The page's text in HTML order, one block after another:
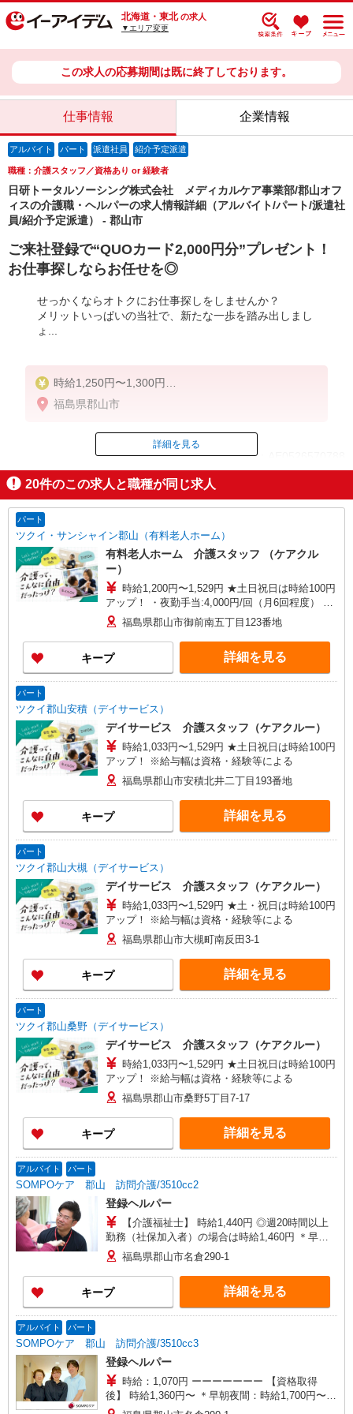
北海道・東北 の求人
▼エリア変更
この求人の応募期間は既に終了しております。
仕事情報 企業情報
アルバイト パート 派遣社員 紹介予定派遣
職種：介護スタッフ／資格あり or 経験者
日研トータルソーシング株式会社 メディカルケア事業部/郡山オフ
ィスの介護職・ヘルパーの求人情報詳細（アルバイト/パート/派遣社
員/紹介予定派遣） - 郡山市
ご来社登録で“QUOカード2,000円分”プレゼント！
お仕事探しならお任せを◎
せっかくならオトクにお仕事探しをしませんか？
メリットいっぱいの当社で、新たな一歩を踏み出しまし
ょ...
時給1,250円〜1,300円
◆初任者研修・未経験：時給1,250円〜
※経験者は3ヶ月以上
※給与幅は経験・能力による
★週払いOK（規定あり）
福島県郡山市
ID：AE0526570788
掲載期間終了
詳細を見る
20件のこの求人と職種が同じ求人
パート
ツクイ・サンシャイン郡山（有料老人ホーム）
有料老人ホーム 介護スタッフ （ケアクル
ー）
時給1,200円〜1,529円 ★土日祝日は時給100円
アップ！ ・夜勤手当:4,000円/回（月6回程度） ※
給与幅は資格・経験等による
福島県郡山市御前南五丁目123番地
キープ 詳細を見る
パート
ツクイ郡山安積（デイサービス）
デイサービス 介護スタッフ（ケアクルー）
時給1,033円〜1,529円 ★土日祝日は時給100円
アップ！ ※給与幅は資格・経験等による
福島県郡山市安積北井二丁目193番地
キープ 詳細を見る
パート
ツクイ郡山大槻（デイサービス）
デイサービス 介護スタッフ（ケアクルー）
時給1,033円〜1,529円 ★土・祝日は時給100円
アップ！ ※給与幅は資格・経験等による
福島県郡山市大槻町南反田3-1
キープ 詳細を見る
パート
ツクイ郡山桑野（デイサービス）
デイサービス 介護スタッフ（ケアクルー）
時給1,033円〜1,529円 ★土日祝日は時給100円
アップ！ ※給与幅は資格・経験等による
福島県郡山市桑野5丁目7-17
キープ 詳細を見る
アルバイト パート
SOMPOケア 郡山 訪問介護/3510cc2
登録ヘルパー
【介護福祉士】 時給1,440円 ◎週20時間以上
勤務（社保加入者）の場合は時給1,460円 ＊早朝
夜間（〜8:00、18:00〜）：時給1,800円〜 ＊日曜
祝日：時給1,740円〜 【実務者研修・初任者研修
（ヘルパー1級・2級）】 時給1,360円 ◎週20時間
以上勤務（社保加入者）の場合は時給1,380円〜
＊早朝夜間（〜8:00、18:00〜）：時給1,700円〜
助が同時給 ◎キャンセル手当：職務時給の60％支
福島県郡山市名倉290-1
キープ 詳細を見る
アルバイト パート
SOMPOケア 郡山 訪問介護/3510cc3
登録ヘルパー
時給：1,070円 ーーーーーーー 【資格取得
後】 時給1,360円〜 ＊早朝夜間：時給1,700円〜